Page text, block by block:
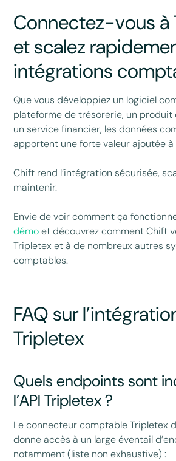
Connectez-vous à
et scalez
intégrations
Que vous développiez un logiciel
plateforme de trésorerie, un produit
un service financier, les données
apportent une forte valeur ajoutée
Chift rend l’intégration sécurisée,
maintenir.
Envie de voir comment ça
démoet découvrez comment Chift
Tripletex et à de nombreux autres
comptables.
FAQ sur
Tripletex
Quels endpoints sont
l’API Tripletex ?
Le connecteur comptable Tripletex
donne accès à un large éventail
notamment (liste non exhaustive) :